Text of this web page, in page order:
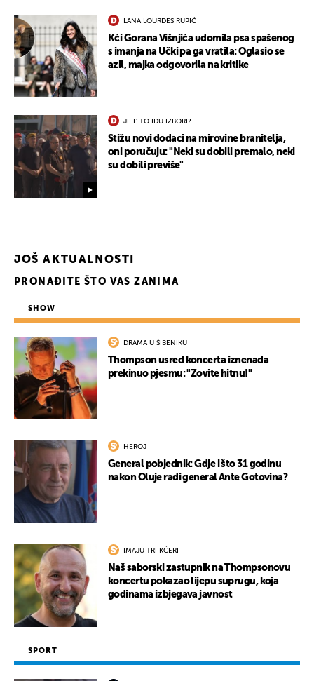
LANA LOURDES RUPIĆ
Kći Gorana Višnjića udomila psa spašenog
s imanja na Učki pa ga vratila: Oglasio se
azil, majka odgovorila na kritike
JE L' TO IDU IZBORI?
Stižu novi dodaci na mirovine branitelja,
oni poručuju: "Neki su dobili premalo, neki
su dobili previše"
JOŠ AKTUALNOSTI
PRONAĐITE ŠTO VAS ZANIMA
SHOW
DRAMA U ŠIBENIKU
Thompson usred koncerta iznenada
prekinuo pjesmu: "Zovite hitnu!"
HEROJ
General pobjednik: Gdje i što 31 godinu
nakon Oluje radi general Ante Gotovina?
IMAJU TRI KĆERI
Naš saborski zastupnik na Thompsonovu
koncertu pokazao lijepu suprugu, koja
godinama izbjegava javnost
SPORT
UKLJUČITE NOTIFIKACIJE